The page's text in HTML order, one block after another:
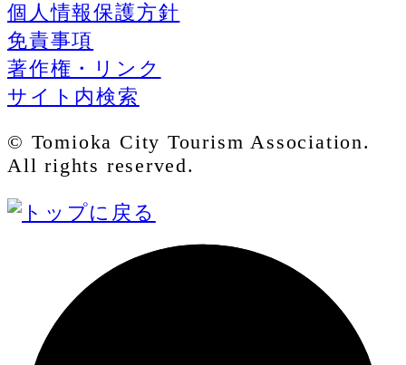
個人情報保護方針
免責事項
著作権・リンク
サイト内検索
© Tomioka City Tourism Association.
All rights reserved.